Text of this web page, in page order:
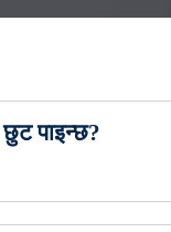
छुट पाइन्छ?